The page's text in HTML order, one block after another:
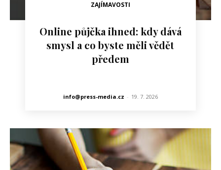
ZAJÍMAVOSTI
Online půjčka ihned: kdy dává
smysl a co byste měli vědět
předem
info@press-media.cz - 19. 7. 2026